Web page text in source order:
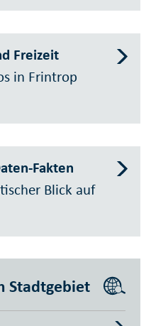
Freizeit
in Frintrop
Fakten
Blick auf
Stadtgebiet